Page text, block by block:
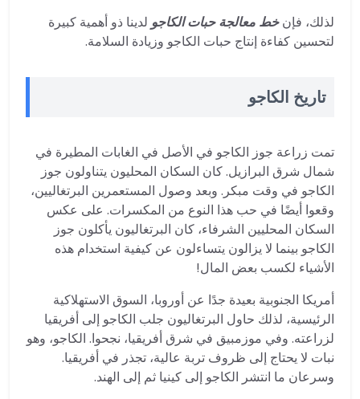
لذلك، فإنخط معالجة حبات الكاجو لدينا ذو أهمية كبيرة
لتحسين كفاءة إنتاج حبات الكاجو وزيادة السلامة.
تاريخ الكاجو
تمت زراعة جوز الكاجو في الأصل في الغابات المطيرة في
شمال شرق البرازيل. كان السكان المحليون يتناولون جوز
الكاجو في وقت مبكر. وبعد وصول المستعمرين البرتغاليين،
وقعوا أيضًا في حب هذا النوع من المكسرات. على عكس
السكان المحليين الشرفاء، كان البرتغاليون يأكلون جوز
الكاجو بينما لا يزالون يتساءلون عن كيفية استخدام هذه
الأشياء لكسب بعض المال!
أمريكا الجنوبية بعيدة جدًا عن أوروبا، السوق الاستهلاكية
الرئيسية، لذلك حاول البرتغاليون جلب الكاجو إلى أفريقيا
لزراعته. وفي موزمبيق في شرق أفريقيا، نجحوا. الكاجو، وهو
نبات لا يحتاج إلى ظروف تربة عالية، تجذر في أفريقيا.
وسرعان ما انتشر الكاجو إلى كينيا ثم إلى الهند.